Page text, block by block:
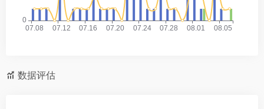
数据评估